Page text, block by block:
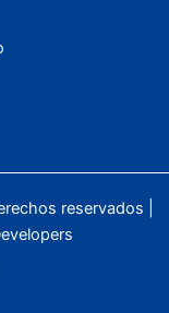
reservados |